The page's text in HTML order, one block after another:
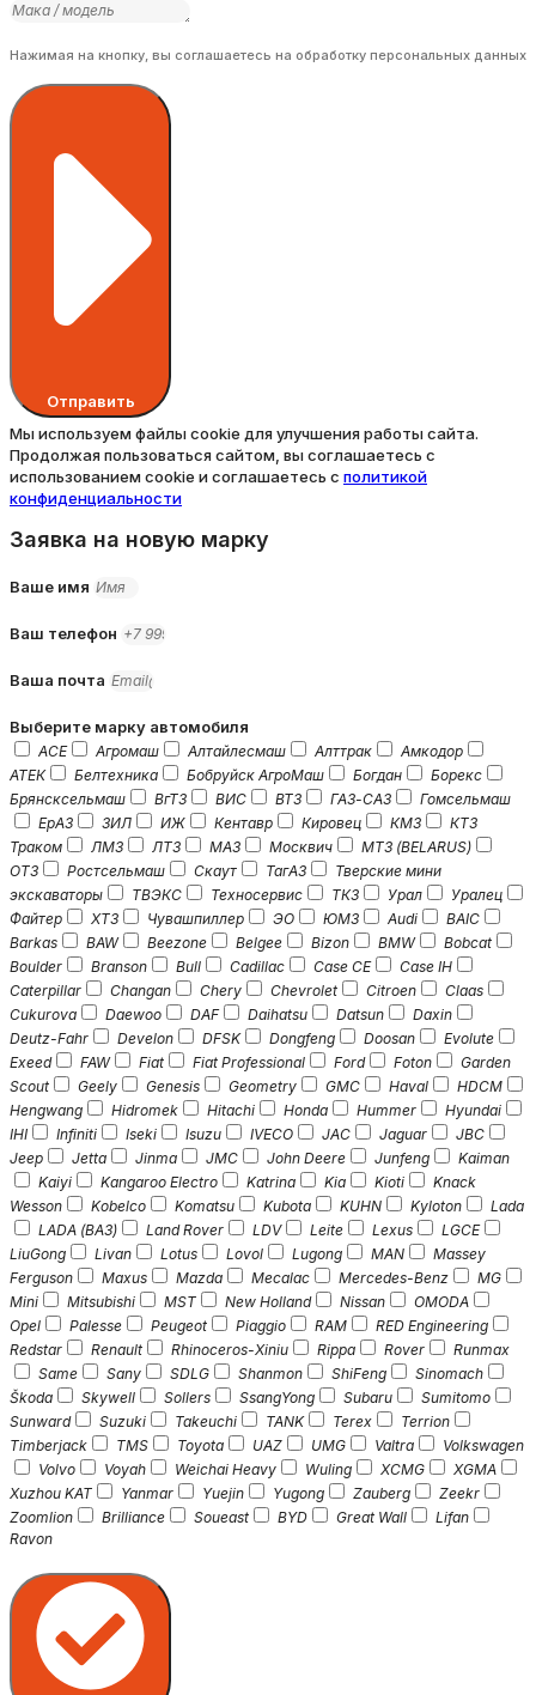
Нажимая на кнопку, вы соглашаетесь на обработку персональных данных
Отправить
Мы используем файлы cookie для улучшения работы сайта.
Продолжая пользоваться сайтом, вы соглашаетесь с
использованием cookie и соглашаетесь с политикой
конфиденциальности
Заявка на новую марку
Ваше имя
Ваш телефон
Ваша почта
Выберите марку автомобиля
ACE Агромаш Алтайлесмаш Алттрак
Амкодор
АТЕК
Белтехника Бобруйск АгроМаш Богдан
Борекс
Брянсксельмаш
ВгТЗ ВИС ВТЗ ГАЗ-САЗ
Гомсельмаш
ЕрАЗ
ЗИЛ ИЖ Кентавр Кировец КМЗ
КТЗ
Траком
ЛМЗ ЛТЗ МАЗ Москвич
МТЗ (BELARUS)
ОТЗ
Ростсельмаш Скаут ТагАЗ
Тверские мини
экскаваторы
ТВЭКС Техносервис ТКЗ Урал
Уралец
Файтер
ХТЗ Чувашпиллер ЭО ЮМЗ Audi
BAIC
Barkas
BAW Beezone Belgee Bizon BMW
Bobcat
Boulder
Branson Bull Cadillac Case CE
Case IH
Caterpillar
Changan Chery Chevrolet Citroen
Claas
Cukurova
Daewoo DAF Daihatsu Datsun
Daxin
Deutz-Fahr
Develon DFSK Dongfeng Doosan
Evolute
Exeed
FAW Fiat Fiat Professional Ford Foton
Garden
Scout
Geely Genesis Geometry GMC Haval
HDCM
Hengwang
Hidromek Hitachi Honda Hummer
Hyundai
IHI
Infiniti Iseki Isuzu IVECO JAC Jaguar
JBC
Jeep
Jetta Jinma JMC John Deere Junfeng
Kaiman
Kaiyi
Kangaroo Electro Katrina Kia Kioti
Knack
Wesson
Kobelco Komatsu Kubota KUHN Kyloton
Lada
LADA (ВАЗ)
Land Rover LDV Leite Lexus
LGCE
LiuGong
Livan Lotus Lovol Lugong MAN
Massey
Ferguson
Maxus Mazda Mecalac Mercedes-Benz
MG
Mini
Mitsubishi MST New Holland Nissan
OMODA
Opel
Palesse Peugeot Piaggio RAM
RED Engineering
Redstar
Renault Rhinoceros-Xiniu Rippa Rover
Runmax
Same
Sany SDLG Shanmon ShiFeng
Sinomach
Škoda
Skywell Sollers SsangYong Subaru
Sumitomo
Sunward
Suzuki Takeuchi TANK Terex
Terrion
Timberjack
TMS Toyota UAZ UMG Valtra
Volkswagen
Volvo
Voyah Weichai Heavy Wuling XCMG
XGMA
Xuzhou KAT
Yanmar Yuejin Yugong Zauberg
Zeekr
Zoomlion
Brilliance Soueast BYD Great Wall
Lifan
Ravon